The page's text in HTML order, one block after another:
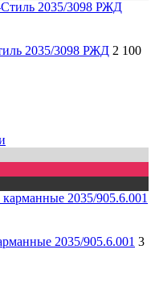
2035/3098 РЖД 2 100
2035/905.6.001 3